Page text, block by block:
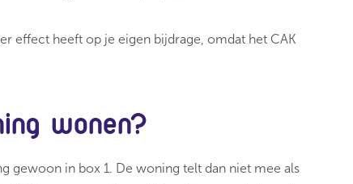
effect heeft op je eigen bijdrage, omdat het CAK
wonen?
gewoon in box 1. De woning telt dan niet mee als